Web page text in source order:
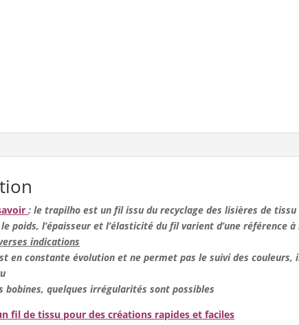
: le trapilho est un fil issu du recyclage des lisières de tissu
poids, l’épaisseur et l’élasticité du fil varient d’une référence
indications
en constante évolution et ne permet pas le suivi des
bobines, quelques irrégularités sont possibles
fil de tissu pour des créations rapides et faciles